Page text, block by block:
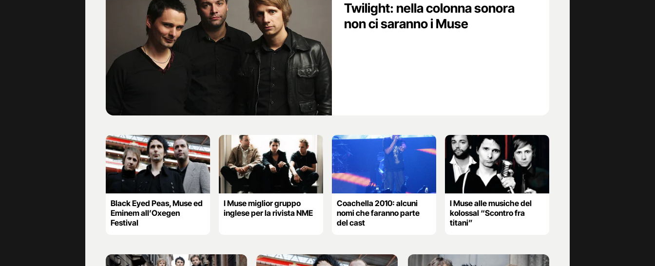
Twilight: nella colonna sonora
non ci saranno i Muse
Black Eyed Peas, Muse ed
Eminem all’Oxegen
Festival
I Muse miglior gruppo
inglese per la rivista NME
Coachella 2010: alcuni
nomi che faranno parte
del cast
I Muse alle musiche del
kolossal “Scontro fra
titani”